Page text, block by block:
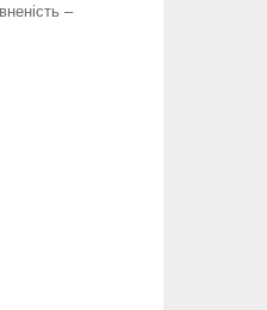
–